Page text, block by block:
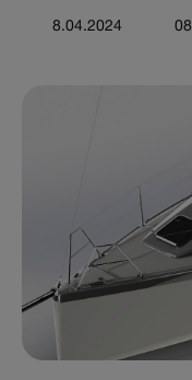
8.04.2024